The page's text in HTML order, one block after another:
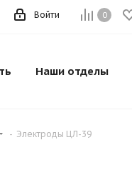
0
Войти
Наши отделы
- Электроды ЦЛ-39